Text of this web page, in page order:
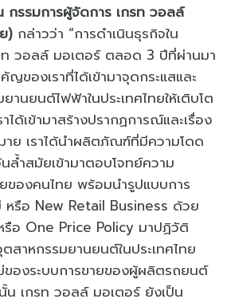
รรมการผู้จัดการ เกรท วอลล์
) กล่าวว่า “การดำเนินธุรกิจใน
ท วอลล์ มอเตอร์ ตลอด 3 ปีที่ผ่านมา
ญของเราที่ได้เข้ามาจุดกระแสและ
นยนต์ไฟฟ้าในประเทศไทยให้เติบโต
ได้เข้ามาสร้างปรากฏการณ์และเรื่อง
าย เราได้นำผลิตภัณฑ์ที่มีความโดด
ล้ำสมัยเข้ามาตอบโจทย์ความ
ของคนไทย พร้อมนำรูปแบบการ
หรือ New Retail Business ด้วย
รือ One Price Policy มาปฏิวัติ
าหกรรมยานยนต์ในประเทศไทย
ของระบบการขายของผู้ผลิตรถยนต์
น เกรท วอลล์ มอเตอร์ ยังเป็น